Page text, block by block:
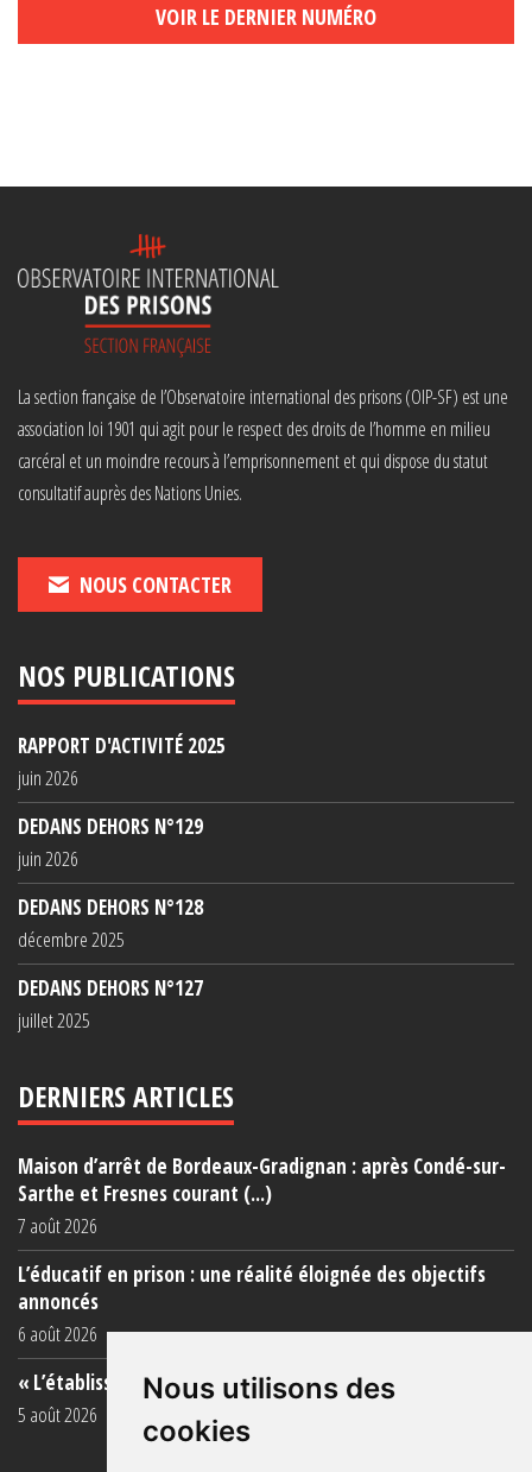
Nous utilisons des
cookies
VOIR LE DERNIER NUMÉRO
La section française de l’Observatoire international des prisons (OIP-SF) est une
association loi 1901 qui agit pour le respect des droits de l’homme en milieu
carcéral et un moindre recours à l’emprisonnement et qui dispose du statut
consultatif auprès des Nations Unies.
NOUS CONTACTER
NOS PUBLICATIONS
RAPPORT D'ACTIVITÉ 2025
juin 2026
DEDANS DEHORS N°129
juin 2026
DEDANS DEHORS N°128
décembre 2025
DEDANS DEHORS N°127
juillet 2025
DERNIERS ARTICLES
Maison d’arrêt de Bordeaux-Gradignan : après Condé-sur-
Sarthe et Fresnes courant (...)
7 août 2026
L’éducatif en prison : une réalité éloignée des objectifs
annoncés
6 août 2026
« L’établissement est une porcherie totale »
5 août 2026